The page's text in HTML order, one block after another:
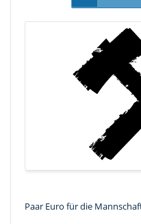
Paar Euro für die